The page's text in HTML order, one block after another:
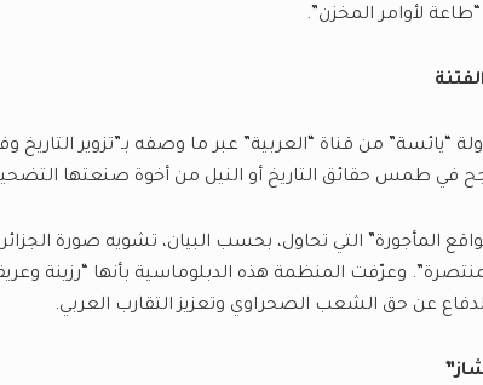
لأوامر المخزن”.
“يائسة” من قناة “العربية” عبر ما وصفه بـ”تزوير التاريخ
في طمس حقائق التاريخ أو النيل من أخوة صنعتها
التي تحاول، بحسب البيان، تشويه صورة الجزائر
وعرّفت المنظمة هذه الدبلوماسية بأنها “رزينة
عن حق الشعب الصحراوي وتعزيز التقارب العربي.